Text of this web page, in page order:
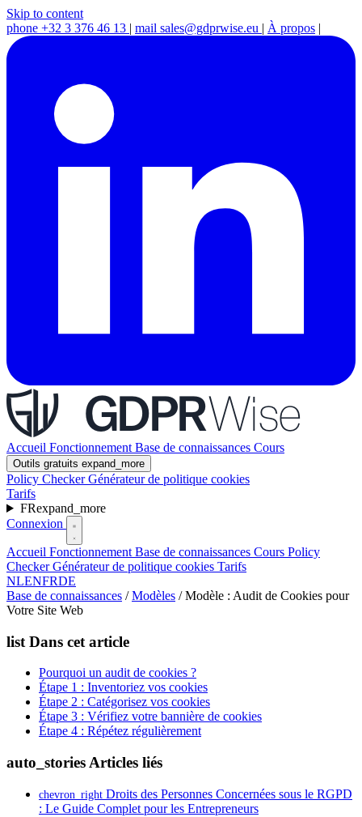
Skip to content
phone +32 3 376 46 13 | mail sales@gdprwise.eu | À propos |
Accueil Fonctionnement Base de connaissances Cours
Outils gratuits expand_more
Policy CheckerGénérateur de politique cookies
Tarifs
FRexpand_more
Connexion
Accueil Fonctionnement Base de connaissances Cours Policy
CheckerGénérateur de politique cookies Tarifs
NLENFRDE
Base de connaissances / Modèles / Modèle : Audit de Cookies pour
Votre Site Web
list Dans cet article
Pourquoi un audit de cookies ?
Étape 1 : Inventoriez vos cookies
Étape 2 : Catégorisez vos cookies
Étape 3 : Vérifiez votre bannière de cookies
Étape 4 : Répétez régulièrement
auto_stories Articles liés
chevron_right Droits des Personnes Concernées sous le RGPD
: Le Guide Complet pour les Entrepreneurs